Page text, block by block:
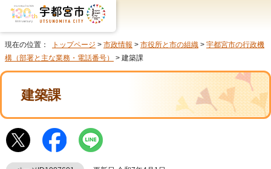
現在の位置： トップページ > 市政情報 > 市役所と市の組織 > 宇都宮市の行政機
構（部署と主な業務・電話番号）
> 建築課
建築課